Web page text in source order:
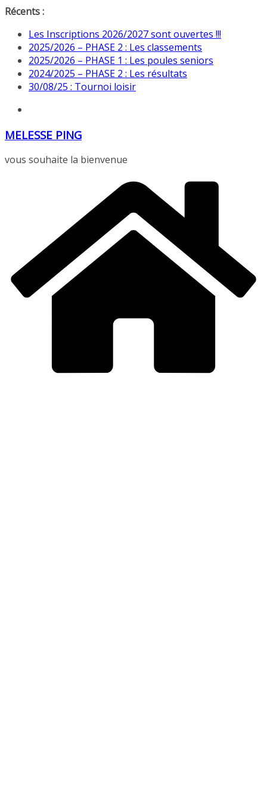
Passer
contenu
Récents :
Les Inscriptions 2026/2027 sont ouvertes !!!
2025/2026 – PHASE 2 : Les classements
2025/2026 – PHASE 1 : Les poules seniors
2024/2025 – PHASE 2 : Les résultats
30/08/25 : Tournoi loisir
MELESSE PING
vous souhaite la bienvenue